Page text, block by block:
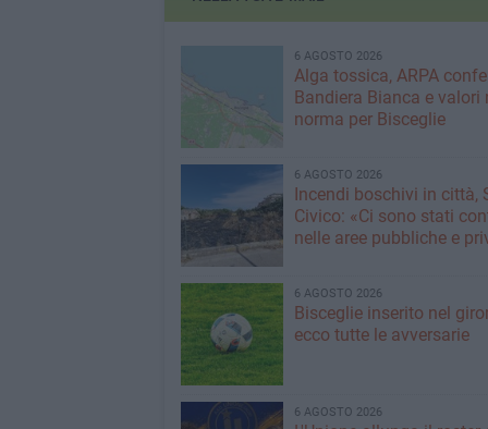
6 AGOSTO 2026
Alga tossica, ARPA
Bandiera Bianca e valori
norma per Bisceglie
6 AGOSTO 2026
Incendi boschivi in città,
Civico: «Ci sono stati
nelle aree pubbliche e
6 AGOSTO 2026
Bisceglie inserito nel
ecco tutte le avversarie
6 AGOSTO 2026